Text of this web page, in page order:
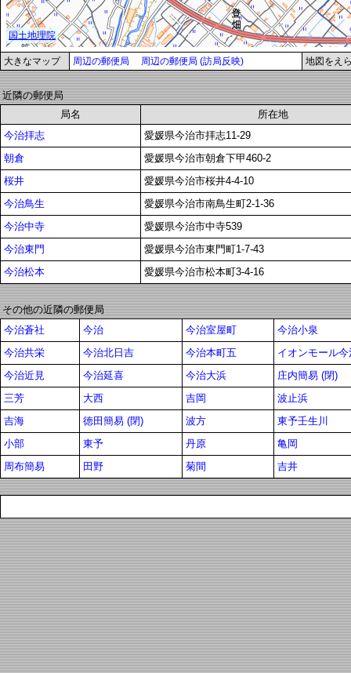
大きなマップ 周辺の郵便局 周辺の郵便局 (訪局反映) 地図をえ
近隣の郵便局
局名
所在地
今治拝志
愛媛県今治市拝志11-29
朝倉
愛媛県今治市朝倉下甲460-2
桜井
愛媛県今治市桜井4-4-10
今治鳥生
愛媛県今治市南鳥生町2-1-36
今治中寺
愛媛県今治市中寺539
今治東門
愛媛県今治市東門町1-7-43
今治松本
愛媛県今治市松本町3-4-16
その他の近隣の郵便局
今治蒼社
今治 今治室屋町
今治小泉
今治共栄
今治北日吉 今治本町五
イオンモール
今治近見
今治延喜 今治大浜
庄内簡易 (閉)
三芳
大西 吉岡
波止浜
吉海
徳田簡易 (閉) 波方
東予壬生川
小部
東予 丹原
亀岡
周布簡易
田野 菊間 吉井